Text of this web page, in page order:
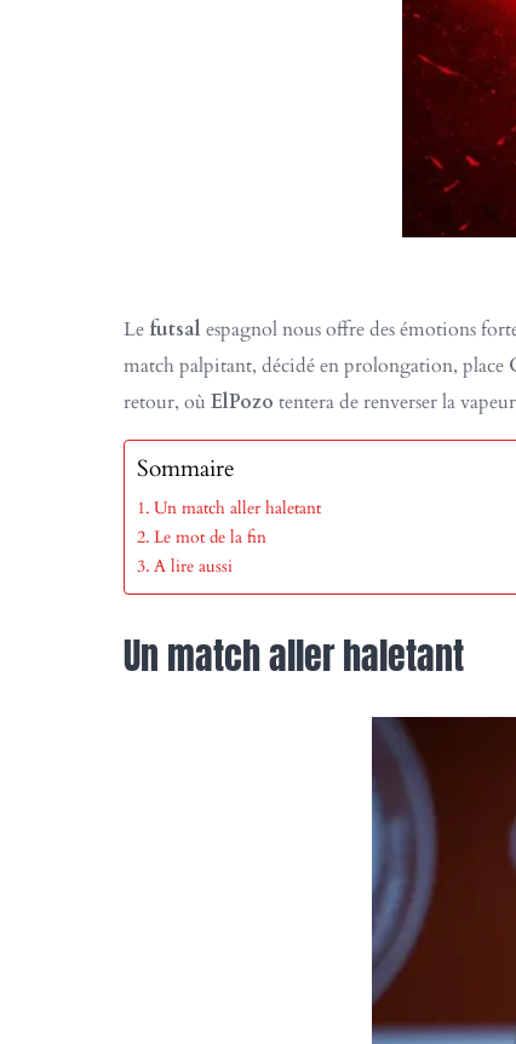
Le futsal espagnol nous offre des émotions
match palpitant, décidé en prolongation, place
retour, où ElPozo tentera de renverser la
Sommaire
Un match aller haletant
Le mot de la fin
A lire aussi
Un match aller haletant